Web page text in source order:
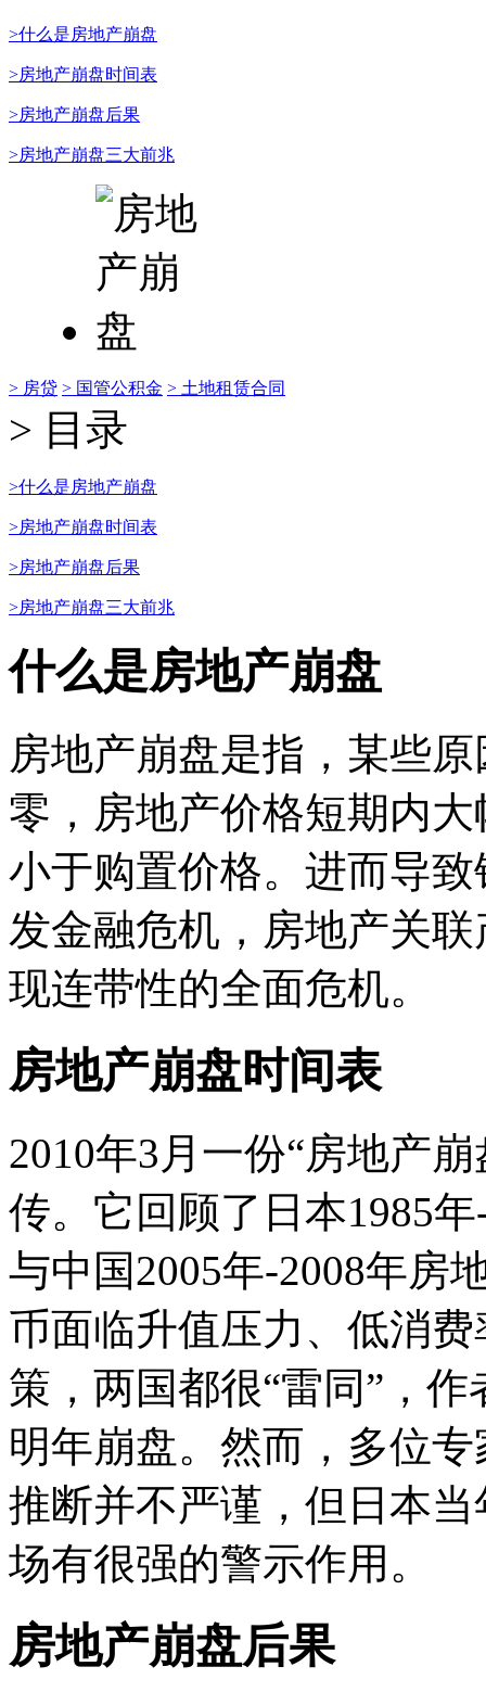
>什么是房地产崩盘
>房地产崩盘时间表
>房地产崩盘后果
>房地产崩盘三大前兆
> 房贷 > 国管公积金 > 土地租赁合同
> 目录
>什么是房地产崩盘
>房地产崩盘时间表
>房地产崩盘后果
>房地产崩盘三大前兆
什么是房地产崩盘
房地产崩盘是指，某些
零，房地产价格短期内
小于购置价格。进而导
发金融危机，房地产关
现连带性的全面危机。
房地产崩盘时间表
2010年3月一份“房地产
传。它回顾了日本1985
与中国2005年-2008年房
币面临升值压力、低消
策，两国都很“雷同”，
明年崩盘。然而，多位
推断并不严谨，但日本
场有很强的警示作用。
房地产崩盘后果